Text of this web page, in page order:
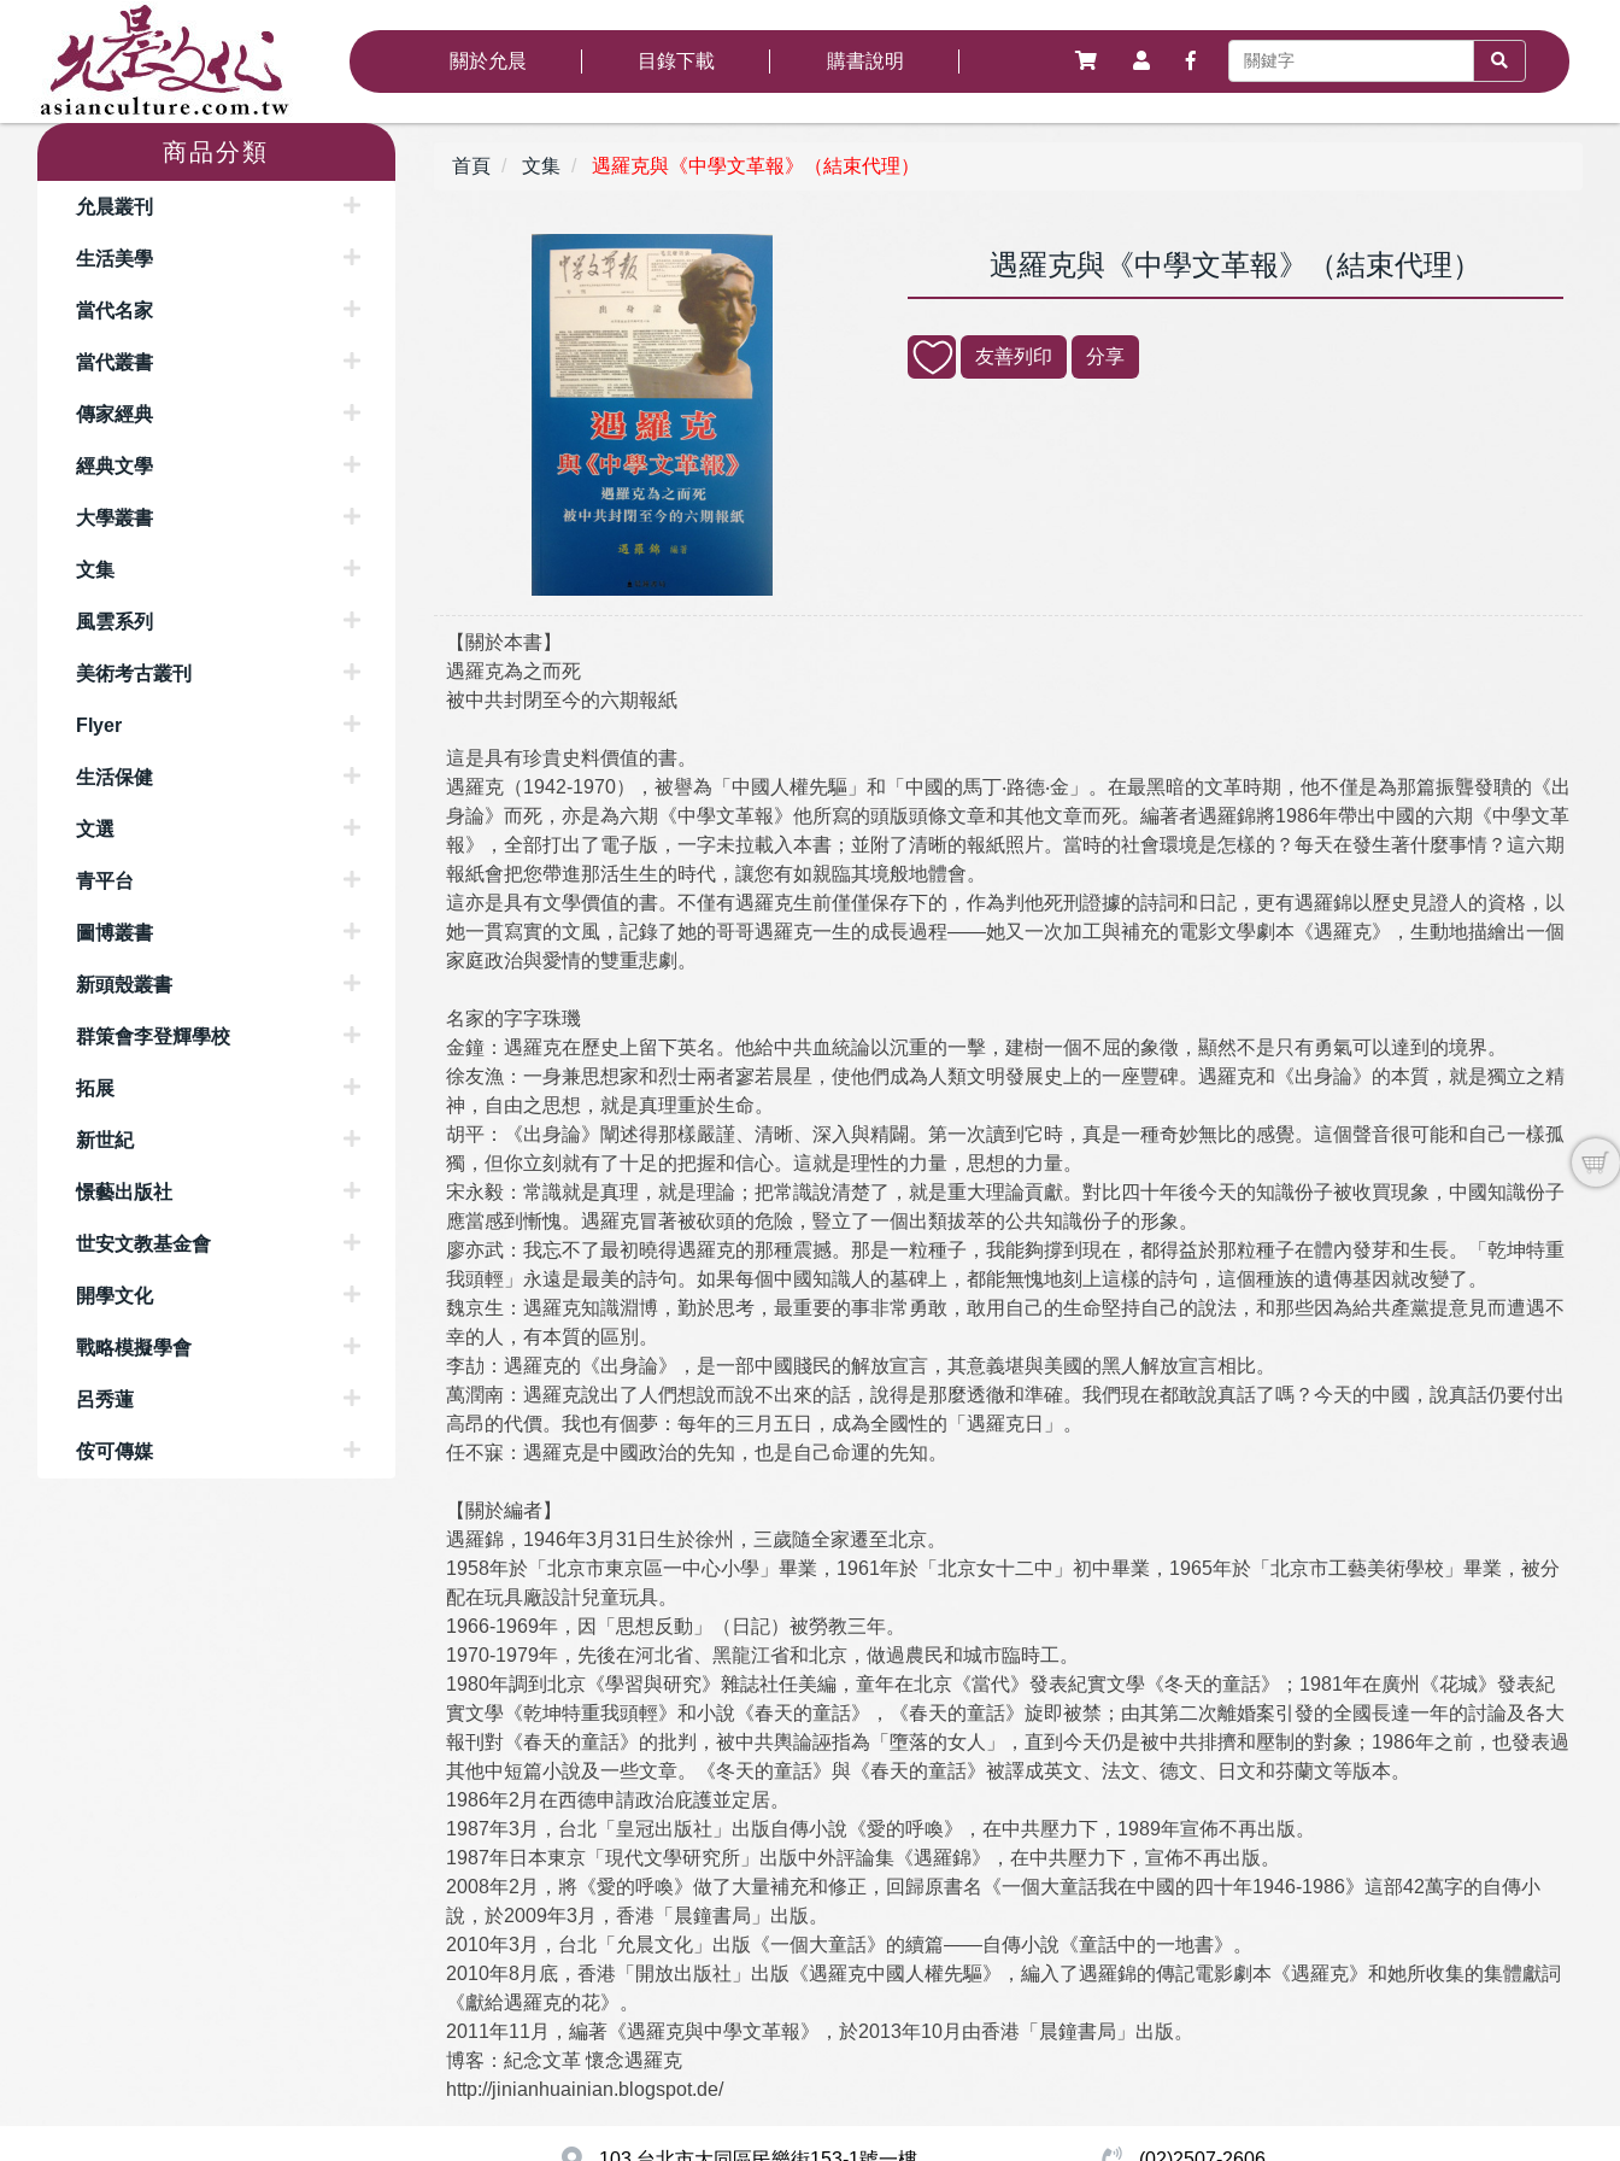
關於允晨 目錄下載 購書說明
商品分類
允晨叢刊
生活美學
當代名家
當代叢書
傳家經典
經典文學
大學叢書
文集
風雲系列
美術考古叢刊
Flyer
生活保健
文選
青平台
圖博叢書
新頭殼叢書
群策會李登輝學校
拓展
新世紀
憬藝出版社
世安文教基金會
開學文化
戰略模擬學會
呂秀蓮
侒可傳媒
首頁 文集 遇羅克與《中學文革報》（結束代理）
遇羅克與《中學文革報》（結束代理）
友善列印 分享
【關於本書】
遇羅克為之而死
被中共封閉至今的六期報紙
這是具有珍貴史料價值的書。
遇羅克（1942-1970），被譽為「中國人權先驅」和「中國的馬丁‧路德‧金」。在最黑暗的文革時期，他不僅是為那篇振聾發聵的《出
身論》而死，亦是為六期《中學文革報》他所寫的頭版頭條文章和其他文章而死。編著者遇羅錦將1986年帶出中國的六期《中學文革
報》，全部打出了電子版，一字未拉載入本書；並附了清晰的報紙照片。當時的社會環境是怎樣的？每天在發生著什麼事情？這六期
報紙會把您帶進那活生生的時代，讓您有如親臨其境般地體會。
這亦是具有文學價值的書。不僅有遇羅克生前僅僅保存下的，作為判他死刑證據的詩詞和日記，更有遇羅錦以歷史見證人的資格，以
她一貫寫實的文風，記錄了她的哥哥遇羅克一生的成長過程——她又一次加工與補充的電影文學劇本《遇羅克》，生動地描繪出一個
家庭政治與愛情的雙重悲劇。
名家的字字珠璣
金鐘：遇羅克在歷史上留下英名。他給中共血統論以沉重的一擊，建樹一個不屈的象徵，顯然不是只有勇氣可以達到的境界。
徐友漁：一身兼思想家和烈士兩者寥若晨星，使他們成為人類文明發展史上的一座豐碑。遇羅克和《出身論》的本質，就是獨立之精
神，自由之思想，就是真理重於生命。
胡平：《出身論》闡述得那樣嚴謹、清晰、深入與精闢。第一次讀到它時，真是一種奇妙無比的感覺。這個聲音很可能和自己一樣孤
獨，但你立刻就有了十足的把握和信心。這就是理性的力量，思想的力量。
宋永毅：常識就是真理，就是理論；把常識說清楚了，就是重大理論貢獻。對比四十年後今天的知識份子被收買現象，中國知識份子
應當感到慚愧。遇羅克冒著被砍頭的危險，豎立了一個出類拔萃的公共知識份子的形象。
廖亦武：我忘不了最初曉得遇羅克的那種震撼。那是一粒種子，我能夠撐到現在，都得益於那粒種子在體內發芽和生長。「乾坤特重
我頭輕」永遠是最美的詩句。如果每個中國知識人的墓碑上，都能無愧地刻上這樣的詩句，這個種族的遺傳基因就改變了。
魏京生：遇羅克知識淵博，勤於思考，最重要的事非常勇敢，敢用自己的生命堅持自己的說法，和那些因為給共產黨提意見而遭遇不
幸的人，有本質的區別。
李劼：遇羅克的《出身論》，是一部中國賤民的解放宣言，其意義堪與美國的黑人解放宣言相比。
萬潤南：遇羅克說出了人們想說而說不出來的話，說得是那麼透徹和準確。我們現在都敢說真話了嗎？今天的中國，說真話仍要付出
高昂的代價。我也有個夢：每年的三月五日，成為全國性的「遇羅克日」。
任不寐：遇羅克是中國政治的先知，也是自己命運的先知。
【關於編者】
遇羅錦，1946年3月31日生於徐州，三歲隨全家遷至北京。
1958年於「北京市東京區一中心小學」畢業，1961年於「北京女十二中」初中畢業，1965年於「北京市工藝美術學校」畢業，被分
配在玩具廠設計兒童玩具。
1966-1969年，因「思想反動」（日記）被勞教三年。
1970-1979年，先後在河北省、黑龍江省和北京，做過農民和城市臨時工。
1980年調到北京《學習與研究》雜誌社任美編，童年在北京《當代》發表紀實文學《冬天的童話》；1981年在廣州《花城》發表紀
實文學《乾坤特重我頭輕》和小說《春天的童話》，《春天的童話》旋即被禁；由其第二次離婚案引發的全國長達一年的討論及各大
報刊對《春天的童話》的批判，被中共輿論誣指為「墮落的女人」，直到今天仍是被中共排擠和壓制的對象；1986年之前，也發表過
其他中短篇小說及一些文章。《冬天的童話》與《春天的童話》被譯成英文、法文、德文、日文和芬蘭文等版本。
1986年2月在西德申請政治庇護並定居。
1987年3月，台北「皇冠出版社」出版自傳小說《愛的呼喚》，在中共壓力下，1989年宣佈不再出版。
1987年日本東京「現代文學研究所」出版中外評論集《遇羅錦》，在中共壓力下，宣佈不再出版。
2008年2月，將《愛的呼喚》做了大量補充和修正，回歸原書名《一個大童話我在中國的四十年1946-1986》這部42萬字的自傳小
說，於2009年3月，香港「晨鐘書局」出版。
2010年3月，台北「允晨文化」出版《一個大童話》的續篇——自傳小說《童話中的一地書》。
2010年8月底，香港「開放出版社」出版《遇羅克中國人權先驅》，編入了遇羅錦的傳記電影劇本《遇羅克》和她所收集的集體獻詞
《獻給遇羅克的花》。
2011年11月，編著《遇羅克與中學文革報》，於2013年10月由香港「晨鐘書局」出版。
博客：紀念文革 懷念遇羅克
http://jinianhuainian.blogspot.de/